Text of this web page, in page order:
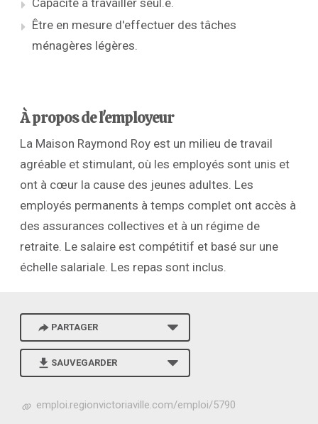
Être en mesure d'effectuer des tâches
ménagères légères.
À propos de l'employeur
La Maison Raymond Roy est un milieu de travail
agréable et stimulant, où les employés sont unis et
ont à cœur la cause des jeunes adultes. Les
employés permanents à temps complet ont accès à
des assurances collectives et à un régime de
retraite. Le salaire est compétitif et basé sur une
échelle salariale. Les repas sont inclus.
PARTAGER
SAUVEGARDER
h
emploi.regionvictoriaville.com/emploi/5790